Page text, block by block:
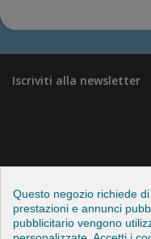
Iscriviti alla newsletter
Categorie
Questo negozio richiede
prestazioni e annunci
pubblicitario vengono